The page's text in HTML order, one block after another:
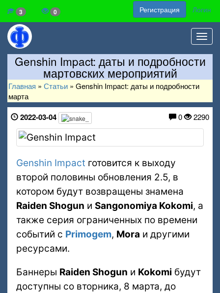
3 0 Регистрация Логин
Genshin Impact: даты и подробности
мартовских мероприятий
Главная » Статьи » Genshin Impact: даты и подробности
марта
2022-03-04 0 2290
Genshin Impact готовится к выходу
второй половины обновления 2.5, в
котором будут возвращены знамена
Raiden Shogun и Sangonomiya Kokomi, а
также серия ограниченных по времени
событий с Primogem, Mora и другими
ресурсами.
Баннеры Raiden Shogun и Kokomi будут
доступны со вторника, 8 марта, до